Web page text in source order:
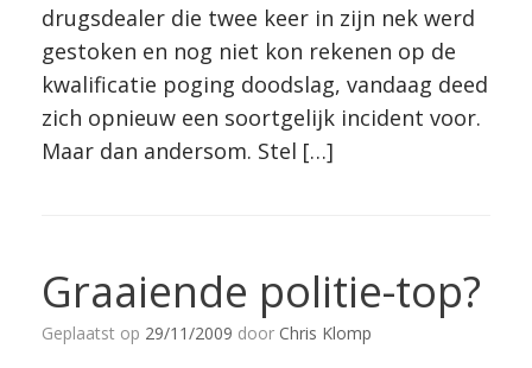
drugsdealer die twee keer in zijn nek werd
gestoken en nog niet kon rekenen op de
kwalificatie poging doodslag, vandaag deed
zich opnieuw een soortgelijk incident voor.
Maar dan andersom. Stel […]
Graaiende politie-top?
Geplaatst op 29/11/2009 door Chris Klomp